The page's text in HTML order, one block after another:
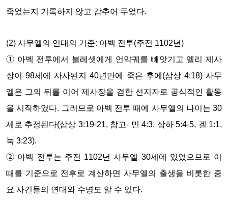
죽었는지 기록하지 않고 감추어 두었다.
(2) 사무엘의 연대의 기준: 아벡 전투(주전 1102년)
➀ 아벡 전투에서 블레셋에게 언약궤를 빼앗기고 엘리 제사
장이 98세에 사사된지 40년만에 죽은 후에(삼상 4:18) 사무
엘은 그의 뒤를 이어 제사장을 겸한 선지자로 공식적인 활동
을 시작하였다. 그러므로 아벡 전투 때에 사무엘의 나이는 30
세로 추정된다(삼상 3:19-21, 참고- 민 4:3, 삼하 5:4-5, 겔 1:1,
눅 3:23).
➁ 아벡 전투는 주전 1102년 사무엘 30세에 있었으므로 이
때를 기준으로 전후로 계산하면 사무엘의 출생을 비롯한 중
요 사건들의 연대와 수명도 알 수 있다.